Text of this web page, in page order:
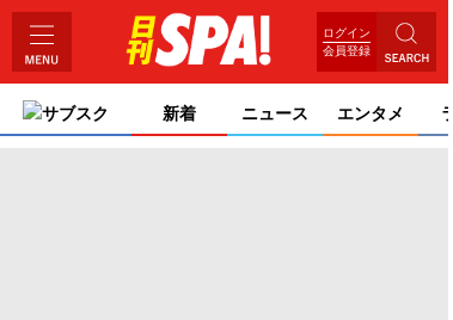
ログイン
会員登録
サブスク 新着 ニュース エンタメ